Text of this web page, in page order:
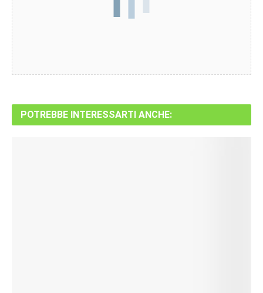
POTREBBE INTERESSARTI ANCHE: